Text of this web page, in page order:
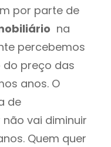
por parte de
na
percebemos
do preço das
anos. O
de
vai diminuir
Quem quer